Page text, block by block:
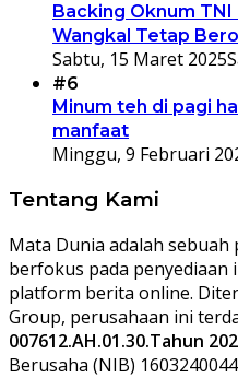
Backing Oknum TNI
Wangkal Tetap
Sabtu, 15 Maret 2025
#6
Minum teh di pagi
manfaat
Minggu, 9 Februari
Tentang Kami
Mata Dunia adalah sebuah
berfokus pada
platform berita online.
Group, perusahaan ini
007612.AH.01.30.Tahun
Berusaha (NIB)